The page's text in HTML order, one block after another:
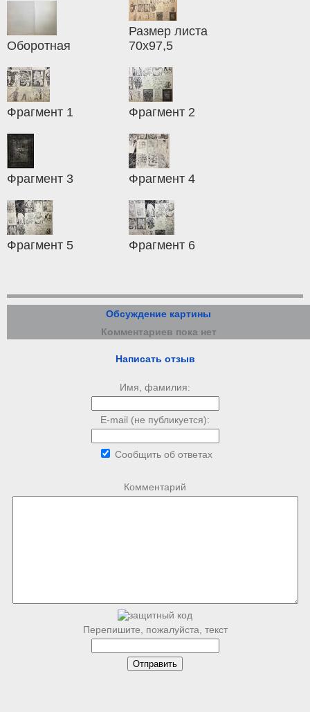
Оборотная
Размер листа
70х97,5
Фрагмент 1 Фрагмент 2
Фрагмент 3 Фрагмент 4
Фрагмент 5 Фрагмент 6
Обсуждение картины
Комментариев пока нет
Написать отзыв
Имя, фамилия:
E-mail (не публикуется):
Сообщить об ответах
Комментарий
Перепишите, пожалуйста, текст